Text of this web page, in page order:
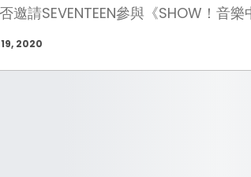
請SEVENTEEN參與《SHOW！音樂
2020